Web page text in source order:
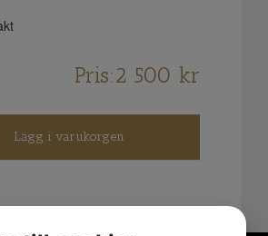
Pris:2 500 kr
Lägg i varukorgen